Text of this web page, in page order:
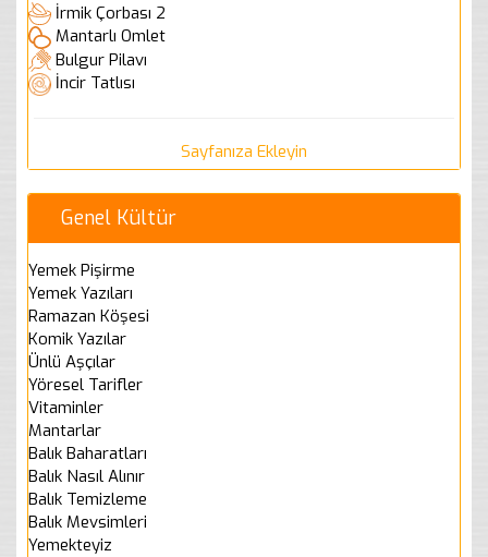
İrmik Çorbası 2
Mantarlı Omlet
Bulgur Pilavı
İncir Tatlısı
Sayfanıza Ekleyin
Genel Kültür
Yemek Pişirme
Yemek Yazıları
Ramazan Köşesi
Komik Yazılar
Ünlü Aşçılar
Yöresel Tarifler
Vitaminler
Mantarlar
Balık Baharatları
Balık Nasıl Alınır
Balık Temizleme
Balık Mevsimleri
Yemekteyiz